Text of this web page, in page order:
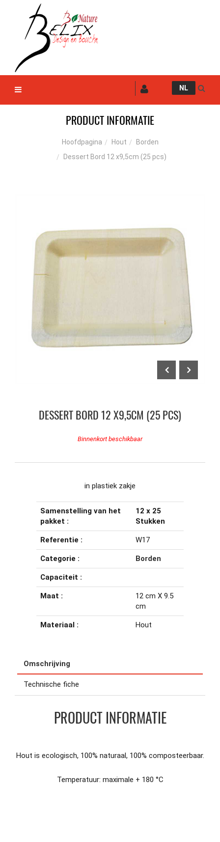
NL
PRODUCT INFORMATIE
Hoofdpagina Hout
Borden
Dessert Bord 12 x9,5cm (25 pcs)
DESSERT BORD 12 X9,5CM (25 PCS)
Binnenkort beschikbaar
in plastiek zakje
Samenstelling van het
pakket :
12 x 25
Stukken
Referentie : W17
Categorie : Borden
Capaciteit :
Maat :
12 cm X 9.5
cm
Materiaal : Hout
Omschrijving
Technische fiche
PRODUCT INFORMATIE
Hout is ecologisch, 100% naturaal, 100% composteerbaar.
Temperatuur: maximale + 180 °C